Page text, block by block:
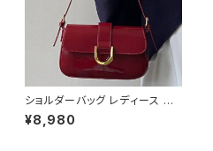
ショルダーバッグ レディース エ
ナメルバッグ ミニバッグ ワンショ
ルダー 斜めがけバッグ 2WAY
¥8,980